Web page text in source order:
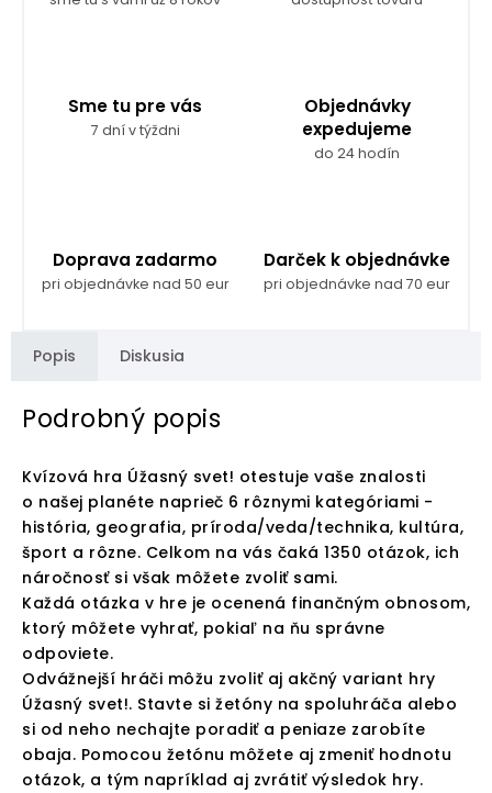
Sme tu pre vás
7 dní v týždni
Objednávky
expedujeme
do 24 hodín
Doprava zadarmo
pri objednávke nad 50 eur
Darček k objednávke
pri objednávke nad 70 eur
Popis Diskusia
Podrobný popis
Kvízová hra Úžasný svet! otestuje vaše znalosti
o našej planéte naprieč 6 rôznymi kategóriami -
história, geografia, príroda/veda/technika, kultúra,
šport a rôzne. Celkom na vás čaká 1350 otázok, ich
náročnosť si však môžete zvoliť sami.
Každá otázka v hre je ocenená finančným obnosom,
ktorý môžete vyhrať, pokiaľ na ňu správne
odpoviete.
Odvážnejší hráči môžu zvoliť aj akčný variant hry
Úžasný svet!. Stavte si žetóny na spoluhráča alebo
si od neho nechajte poradiť a peniaze zarobíte
obaja. Pomocou žetónu môžete aj zmeniť hodnotu
otázok, a tým napríklad aj zvrátiť výsledok hry.